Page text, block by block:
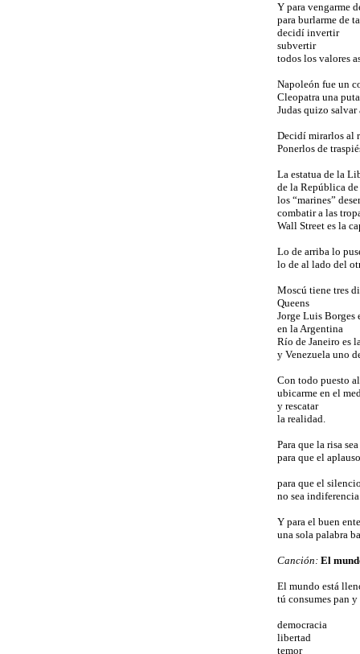
Y para vengarme
para burlarme de
decidí invertir
subvertir
todos los valores
Napoleón fue un
Cleopatra una
Judas quizo
Decidí mirarlos al
Ponerlos de
La estatua de la
de la República
los “marines”
combatir a las
Wall Street es la
Lo de arriba lo
lo de al lado del
Moscú tiene tres
Queens
Jorge Luis Borges
en la Argentina
Río de Janeiro es
y Venezuela uno
Con todo puesto
ubicarme en el
y rescatar
la realidad.
Para que la risa
para que el
para que el
no sea
Y para el buen
una sola palabra
Canción: El
El mundo está
tú consumes pan y
democracia
libertad
temor